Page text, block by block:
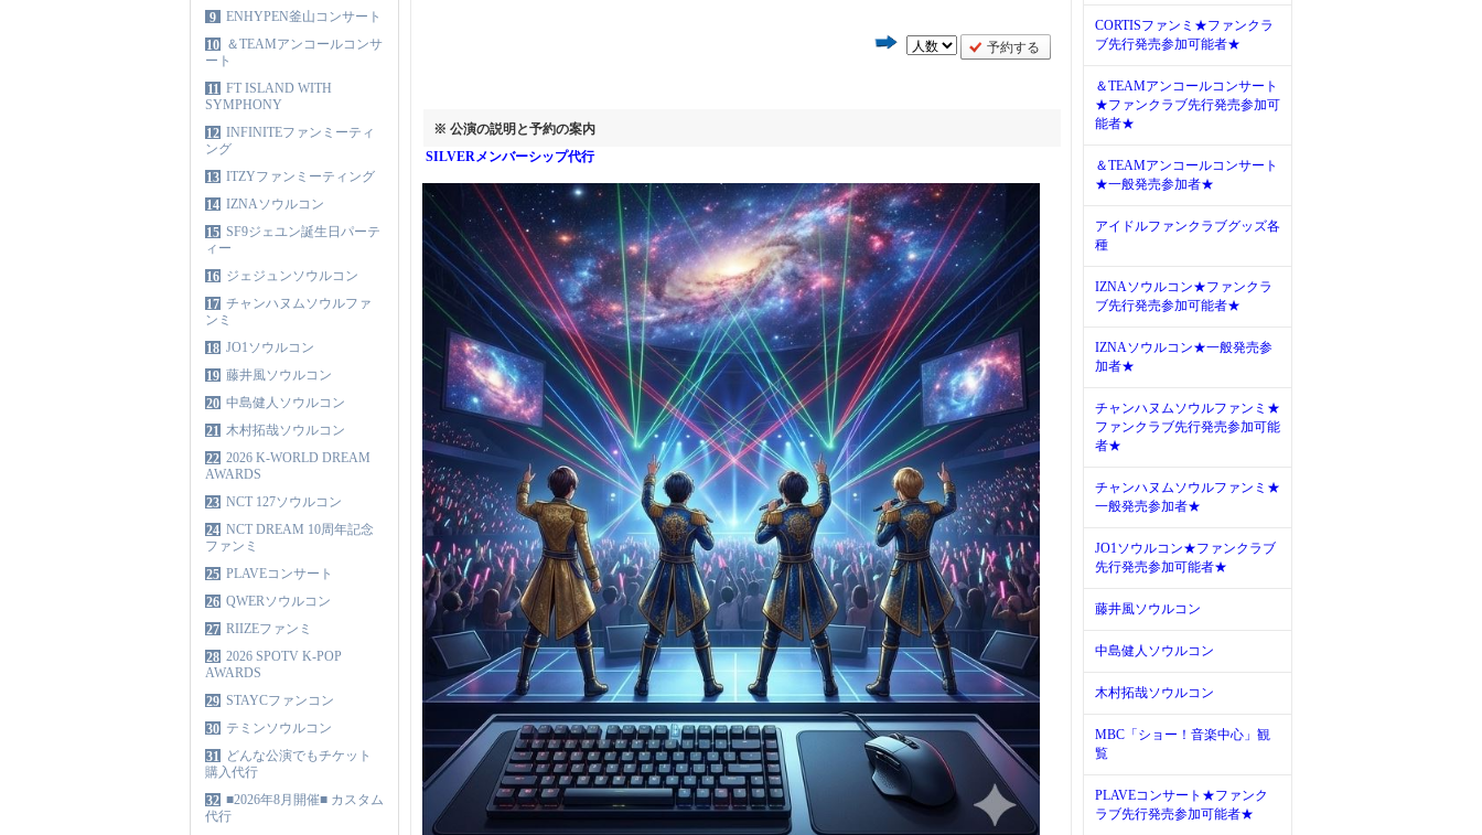
9
ENHYPEN釜山コンサート
10 ＆TEAMアンコールコンサ
ート
11 FT ISLAND WITH
SYMPHONY
12 INFINITEファンミーティ
ング
13 ITZYファンミーティング
14 IZNAソウルコン
15 SF9ジェユン誕生日パーテ
ィー
16 ジェジュンソウルコン
17 チャンハヌムソウルファ
ンミ
18 JO1ソウルコン
19 藤井風ソウルコン
20 中島健人ソウルコン
21 木村拓哉ソウルコン
22 2026 K-WORLD DREAM
AWARDS
23 NCT 127ソウルコン
24 NCT DREAM 10周年記念
ファンミ
25 PLAVEコンサート
26 QWERソウルコン
27 RIIZEファンミ
28 2026 SPOTV K-POP
AWARDS
29 STAYCファンコン
30 テミンソウルコン
31 どんな公演でもチケット
購入代行
32 ■2026年8月開催■ カスタム
代行
予約する
※ 公演の説明と予約の案内
SILVERメンバーシップ代行
CORTISファンミ★ファンクラ
ブ先行発売参加可能者★
＆TEAMアンコールコンサート
★ファンクラブ先行発売参加可
能者★
＆TEAMアンコールコンサート
★一般発売参加者★
アイドルファンクラブグッズ各
種
IZNAソウルコン★ファンクラ
ブ先行発売参加可能者★
IZNAソウルコン★一般発売参
加者★
チャンハヌムソウルファンミ★
ファンクラブ先行発売参加可能
者★
チャンハヌムソウルファンミ★
一般発売参加者★
JO1ソウルコン★ファンクラブ
先行発売参加可能者★
藤井風ソウルコン
中島健人ソウルコン
木村拓哉ソウルコン
MBC「ショー！音楽中心」観
覧
PLAVEコンサート★ファンク
ラブ先行発売参加可能者★